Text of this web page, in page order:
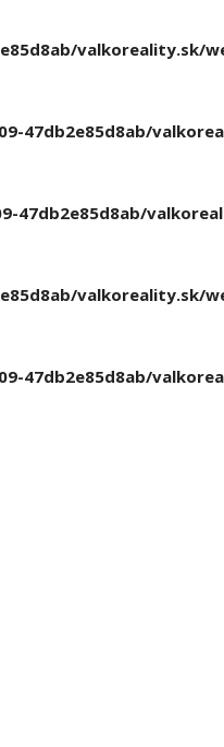
valkoreality.sk/
47db2e85d8ab/
47db2e85d8ab/
valkoreality.sk/
47db2e85d8ab/